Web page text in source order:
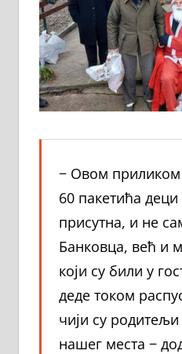
− Овом
60 пакетића деци
присутна, и не
Банковца, већ и
који су били у
деде током
чији су
нашег места −